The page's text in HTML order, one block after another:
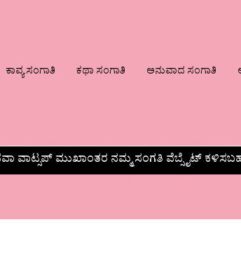
ಕಾವ್ಯ ಸಂಗಾತಿ ಕಥಾ ಸಂಗಾತಿ ಅನುವಾದ ಸಂಗಾತಿ
ವಾಟ್ಸಪ್ ಮುಖಾಂತರ ನಮ್ಮ ಸಂಗತಿ ವೆಬ್ಸೈಟ್